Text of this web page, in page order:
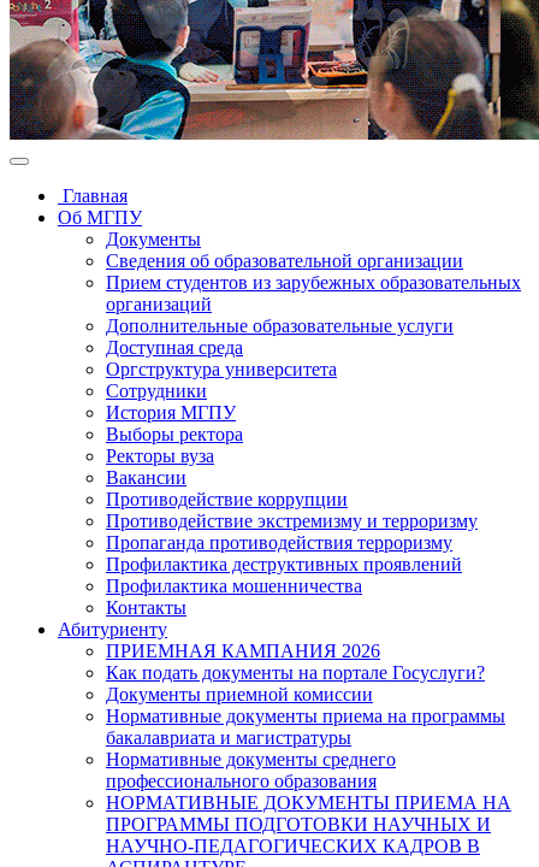
Главная
Об МГПУ
Документы
Сведения об образовательной организации
Прием студентов из зарубежных образовательных
организаций
Дополнительные образовательные услуги
Доступная среда
Оргструктура университета
Сотрудники
История МГПУ
Выборы ректора
Ректоры вуза
Вакансии
Противодействие коррупции
Противодействие экстремизму и терроризму
Пропаганда противодействия терроризму
Профилактика деструктивных проявлений
Профилактика мошенничества
Контакты
Абитуриенту
ПРИЕМНАЯ КАМПАНИЯ 2026
Как подать документы на портале Госуслуги?
Документы приемной комиссии
Нормативные документы приема на программы
бакалавриата и магистратуры
Нормативные документы среднего
профессионального образования
НОРМАТИВНЫЕ ДОКУМЕНТЫ ПРИЕМА НА
ПРОГРАММЫ ПОДГОТОВКИ НАУЧНЫХ И
НАУЧНО-ПЕДАГОГИЧЕСКИХ КАДРОВ В